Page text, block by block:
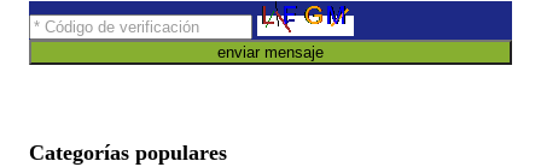
enviar mensaje
Categorías populares